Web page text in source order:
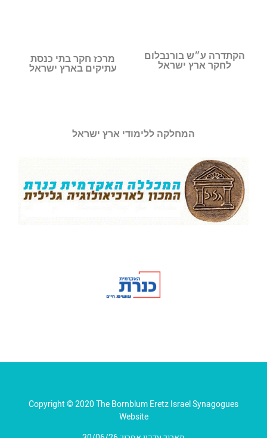
הקתדרה ע״ש בורנבלום
לחקר ארץ ישראל
מרכז חקר בתי כנסת
עתיקים בארץ ישראל
המחלקה ללימודי ארץ ישראל
Copyright © 2020 The Bornblum Eretz Israel Synagogues
Website